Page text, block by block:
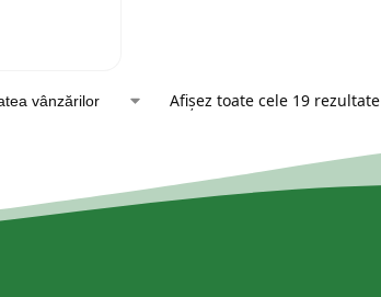
Afișez toate cele 19 rezultate